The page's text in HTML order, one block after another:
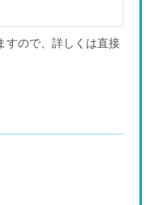
すので、詳しくは直接